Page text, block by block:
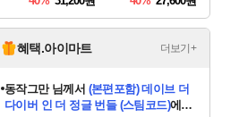
Overdrive Deluxe Edi
tion
혜택.아이마트 더보기+
동작그만님께서 (본편포함) 데이브 더
다이버 인 더 정글 번들 (스팀코드)에